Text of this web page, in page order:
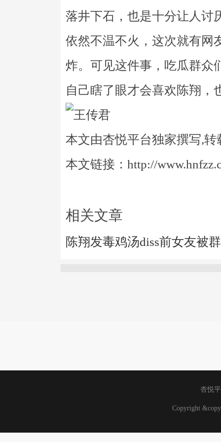
落井下石，也是十分让人讨
依然不温不火，这次就有网
炸。可见这件事，吃瓜群众
自己瞎了眼才会喜欢陈翔，
本文由杏悦平台独家撰写,转
本文链接：http://
相关文章
陈翔发毒鸡汤diss前女友被
杏悦
Copyright